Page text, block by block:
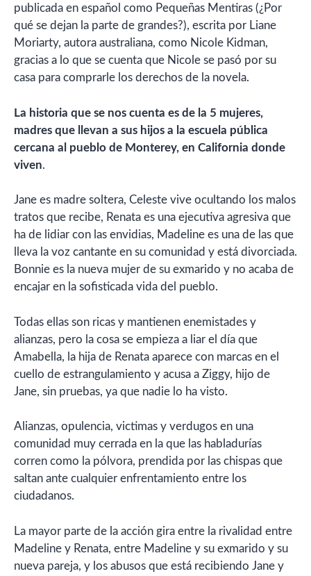
publicada en español como Pequeñas Mentiras (¿Por
qué se dejan la parte de grandes?), escrita por Liane
Moriarty, autora australiana, como Nicole Kidman,
gracias a lo que se cuenta que Nicole se pasó por su
casa para comprarle los derechos de la novela.
La historia que se nos cuenta es de la 5 mujeres,
madres que llevan a sus hijos a la escuela pública
cercana al pueblo de Monterey, en California donde
viven.
Jane es madre soltera, Celeste vive ocultando los malos
tratos que recibe, Renata es una ejecutiva agresiva que
ha de lidiar con las envidias, Madeline es una de las que
lleva la voz cantante en su comunidad y está divorciada.
Bonnie es la nueva mujer de su exmarido y no acaba de
encajar en la sofisticada vida del pueblo.
Todas ellas son ricas y mantienen enemistades y
alianzas, pero la cosa se empieza a liar el día que
Amabella, la hija de Renata aparece con marcas en el
cuello de estrangulamiento y acusa a Ziggy, hijo de
Jane, sin pruebas, ya que nadie lo ha visto.
Alianzas, opulencia, victimas y verdugos en una
comunidad muy cerrada en la que las habladurías
corren como la pólvora, prendida por las chispas que
saltan ante cualquier enfrentamiento entre los
ciudadanos.
La mayor parte de la acción gira entre la rivalidad entre
Madeline y Renata, entre Madeline y su exmarido y su
nueva pareja, y los abusos que está recibiendo Jane y